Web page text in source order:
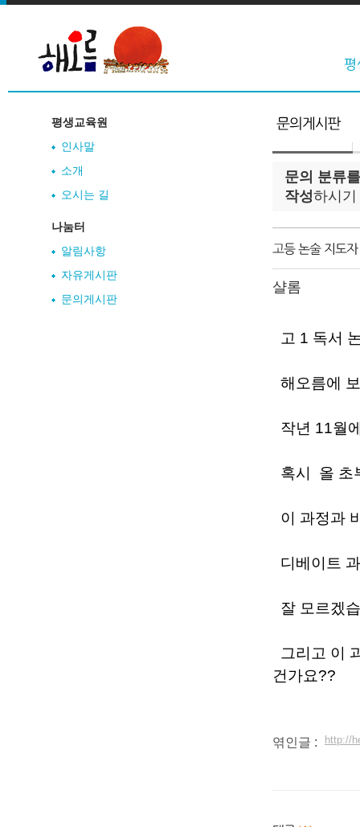
평생교육원
인사말
소개
오시는 길
나눔터
알림사항
자유게시판
문의게시판
문의 분류
작성하시
샬롬
고 1 독서
해오름에
작년 11월
혹시 올 초
이 과정과
디베이트
잘 모르겠
그리고 이
건가요??
엮인글 : http://